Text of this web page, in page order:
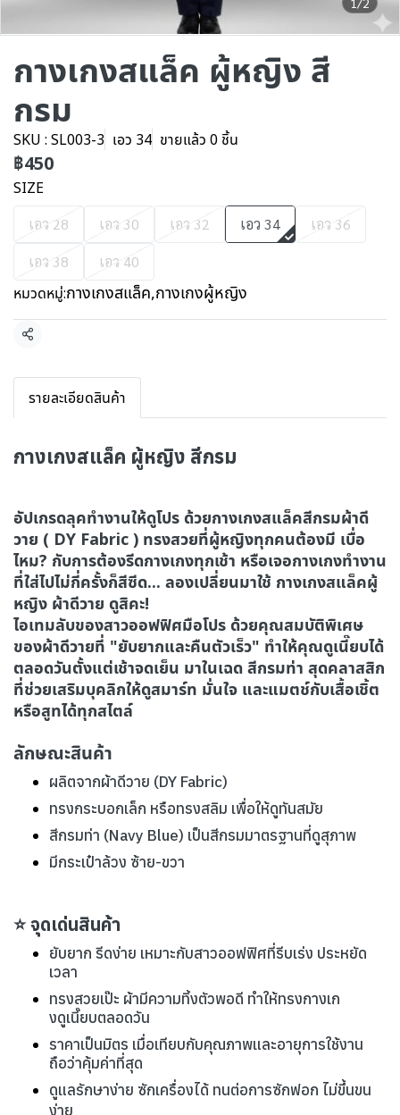
กางเกงสแล็ค ผู้หญิง สี
กรม
SKU : SL003-3 เอว 34 ขายแล้ว 0 ชิ้น
฿450
SIZE
เอว 28 เอว 30 เอว 32 เอว 34
เอว 36
เอว 38
เอว 40
หมวดหมู่:กางเกงสแล็ค,กางเกงผู้หญิง
แชร์
รายละเอียดสินค้า
กางเกงสแล็ค ผู้หญิง สีกรม
อัปเกรดลุคทำงานให้ดูโปร ด้วยกางเกงสแล็คสีกรมผ้าดี
วาย ( DY Fabric ) ทรงสวยที่ผู้หญิงทุกคนต้องมี เบื่อ
ไหม? กับการต้องรีดกางเกงทุกเช้า หรือเจอกางเกงทำงาน
ที่ใส่ไปไม่กี่ครั้งก็สีซีด... ลองเปลี่ยนมาใช้ กางเกงสแล็คผู้
หญิง ผ้าดีวาย ดูสิคะ!
ไอเทมลับของสาวออฟฟิศมือโปร ด้วยคุณสมบัติพิเศษ
ของผ้าดีวายที่ "ยับยากและคืนตัวเร็ว" ทำให้คุณดูเนี๊ยบได้
ตลอดวันตั้งแต่เช้าจดเย็น มาในเฉด สีกรมท่า สุดคลาสสิก
ที่ช่วยเสริมบุคลิกให้ดูสมาร์ท มั่นใจ และแมตช์กับเสื้อเชิ้ต
หรือสูทได้ทุกสไตล์
ลักษณะสินค้า
ผลิตจากผ้าดีวาย (DY Fabric)
ทรงกระบอกเล็ก หรือทรงสลิม เพื่อให้ดูทันสมัย
สีกรมท่า (Navy Blue) เป็นสีกรมมาตรฐานที่ดูสุภาพ
มีกระเป๋าล้วง ซ้าย-ขวา
⭐ จุดเด่นสินค้า
ยับยาก รีดง่าย เหมาะกับสาวออฟฟิศที่รีบเร่ง ประหยัด
เวลา
ทรงสวยเป๊ะ ผ้ามีความทิ้งตัวพอดี ทำให้ทรงกางเก
งดูเนี๊ยบตลอดวัน
ราคาเป็นมิตร เมื่อเทียบกับคุณภาพและอายุการใช้งาน
ถือว่าคุ้มค่าที่สุด
ดูแลรักษาง่าย ซักเครื่องได้ ทนต่อการซักฟอก ไม่ขึ้นขน
ง่าย